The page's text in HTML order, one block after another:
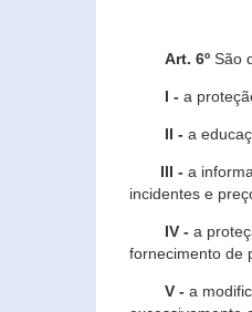
Art. 6º São
I - a
II - a
III - a
incidentes e
IV - a
fornecimento de
V - a